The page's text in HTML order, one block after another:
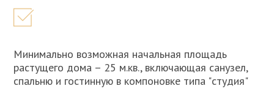
Минимально возможная начальная площадь
растущего дома – 25 м.кв., включающая санузел,
спальню и гостинную в компоновке типа "студия"